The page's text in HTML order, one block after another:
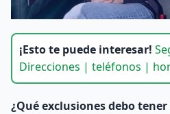
¡Esto te puede interesar!
Direcciones | teléfonos |
¿Qué exclusiones debo